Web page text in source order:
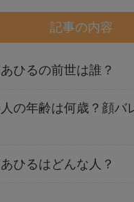
記事の内容
ひるの前世は誰？
の年齢は何歳？顔バ
ひるはどんな人？